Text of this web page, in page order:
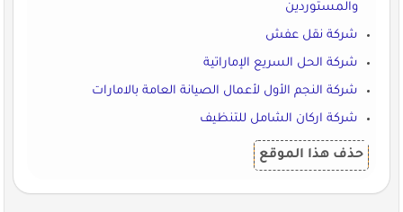
والمستوردين
شركة نقل عفش
شركة الحل السريع الإماراتية
شركة النجم الأول لأعمال الصيانة العامة بالامارات
شركة اركان الشامل للتنظيف
حذف هذا الموقع